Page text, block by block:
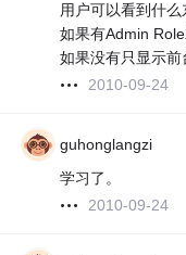
用户可以看到什么
如果有Admin
如果没有只显示前
2010-09-24
guhonglangzi
学习了。
2010-09-24